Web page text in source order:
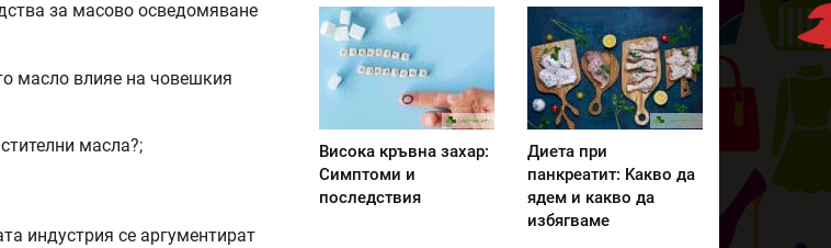
за масово осведомяване
масло влияе на човешкия
масла?;
индустрия се аргументират
Висока кръвна захар:
Симптоми и
последствия
Диета при
панкреатит: Kакво да
ядем и какво да
избягваме